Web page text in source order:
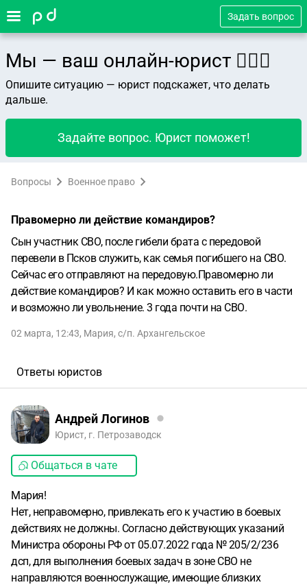
Задать вопрос
Мы — ваш онлайн-юрист 👨🏻‍⚖️
Опишите ситуацию — юрист подскажет, что делать
дальше.
Задайте вопрос. Юрист поможет!
Вопросы Военное право
Правомерно ли действие командиров?
Сын участник СВО, после гибели брата с передовой
перевели в Псков служить, как семья погибшего на СВО.
Сейчас его отправляют на передовую.Правомерно ли
действие командиров? И как можно оставить его в части
и возможно ли увольнение. 3 года почти на СВО.
02 марта, 12:43, Мария, с/п. Архангельское
Ответы юристов
Андрей Логинов
Юрист, г. Петрозаводск
Общаться в чате
Мария!
Нет, неправомерно, привлекать его к участию в боевых
действиях не должны. Согласно действующих указаний
Министра обороны РФ от 05.07.2022 года № 205/2/236
дсп, для выполнения боевых задач в зоне СВО не
направляются военнослужащие, имеющие близких